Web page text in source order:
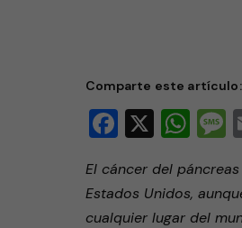
Comparte este artículo:
Facebook
X
El cáncer del
Estados Unidos,
cualquier lugar del